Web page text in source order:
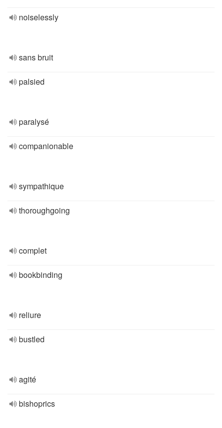
noiselessly
sans bruit
palsied
paralysé
companionable
sympathique
thoroughgoing
complet
bookbinding
reliure
bustled
agité
bishoprics